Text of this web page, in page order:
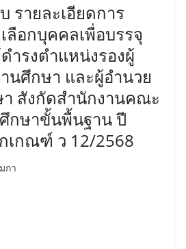
รายละเอียดการ
ลือกบุคคลเพื่อบรรจุ
ำรงตำแหน่งรองผู้
นศึกษา และผู้อำนวย
สังกัดสำนักงานคณะ
กษาขั้นพื้นฐาน ปี
เกณฑ์ ว 12/2568
กา